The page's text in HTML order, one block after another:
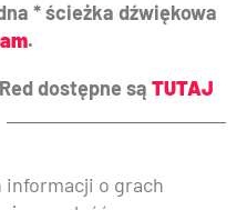
* ścieżka dźwiękowa
.
dostępne są TUTAJ
o grach